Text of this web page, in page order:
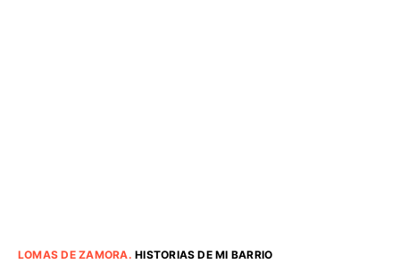
LOMAS DE ZAMORA.HISTORIAS DE MI BARRIO